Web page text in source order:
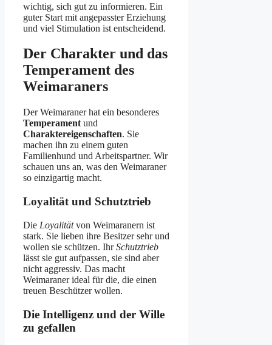
wichtig, sich gut zu informieren. Ein
guter Start mit angepasster Erziehung
und viel Stimulation ist entscheidend.
Der Charakter und das
Temperament des
Weimaraners
Der Weimaraner hat ein besonderes
Temperament und
Charaktereigenschaften. Sie
machen ihn zu einem guten
Familienhund und Arbeitspartner. Wir
schauen uns an, was den Weimaraner
so einzigartig macht.
Loyalität und Schutztrieb
Die Loyalitätvon Weimaranern ist
stark. Sie lieben ihre Besitzer sehr und
wollen sie schützen. IhrSchutztrieb
lässt sie gut aufpassen, sie sind aber
nicht aggressiv. Das macht
Weimaraner ideal für die, die einen
treuen Beschützer wollen.
Die Intelligenz und der Wille
zu gefallen